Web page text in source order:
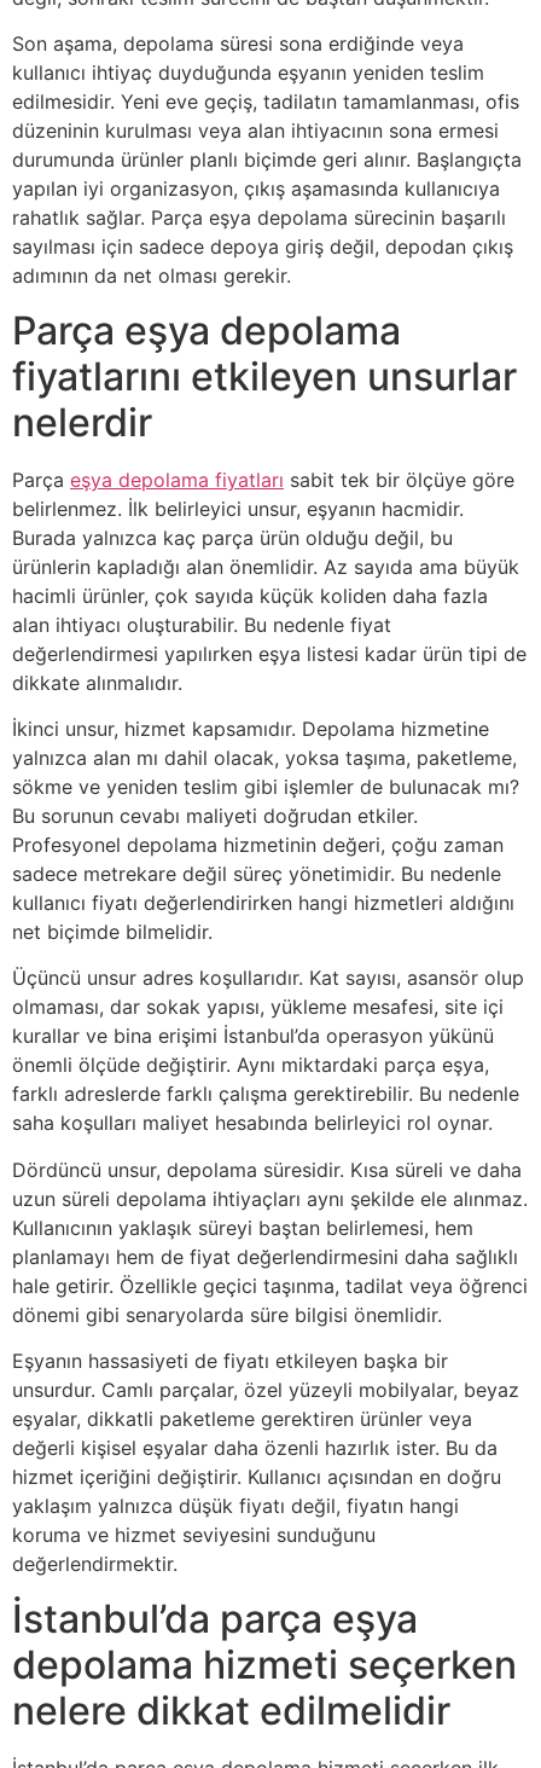
Son aşama, depolama süresi sona erdiğinde veya
kullanıcı ihtiyaç duyduğunda eşyanın yeniden teslim
edilmesidir. Yeni eve geçiş, tadilatın tamamlanması, ofis
düzeninin kurulması veya alan ihtiyacının sona ermesi
durumunda ürünler planlı biçimde geri alınır. Başlangıçta
yapılan iyi organizasyon, çıkış aşamasında kullanıcıya
rahatlık sağlar. Parça eşya depolama sürecinin başarılı
sayılması için sadece depoya giriş değil, depodan çıkış
adımının da net olması gerekir.
Parça eşya depolama
fiyatlarını etkileyen unsurlar
nelerdir
Parça eşya depolama fiyatları sabit tek bir ölçüye göre
belirlenmez. İlk belirleyici unsur, eşyanın hacmidir.
Burada yalnızca kaç parça ürün olduğu değil, bu
ürünlerin kapladığı alan önemlidir. Az sayıda ama büyük
hacimli ürünler, çok sayıda küçük koliden daha fazla
alan ihtiyacı oluşturabilir. Bu nedenle fiyat
değerlendirmesi yapılırken eşya listesi kadar ürün tipi de
dikkate alınmalıdır.
İkinci unsur, hizmet kapsamıdır. Depolama hizmetine
yalnızca alan mı dahil olacak, yoksa taşıma, paketleme,
sökme ve yeniden teslim gibi işlemler de bulunacak mı?
Bu sorunun cevabı maliyeti doğrudan etkiler.
Profesyonel depolama hizmetinin değeri, çoğu zaman
sadece metrekare değil süreç yönetimidir. Bu nedenle
kullanıcı fiyatı değerlendirirken hangi hizmetleri aldığını
net biçimde bilmelidir.
Üçüncü unsur adres koşullarıdır. Kat sayısı, asansör olup
olmaması, dar sokak yapısı, yükleme mesafesi, site içi
kurallar ve bina erişimi İstanbul’da operasyon yükünü
önemli ölçüde değiştirir. Aynı miktardaki parça eşya,
farklı adreslerde farklı çalışma gerektirebilir. Bu nedenle
saha koşulları maliyet hesabında belirleyici rol oynar.
Dördüncü unsur, depolama süresidir. Kısa süreli ve daha
uzun süreli depolama ihtiyaçları aynı şekilde ele alınmaz.
Kullanıcının yaklaşık süreyi baştan belirlemesi, hem
planlamayı hem de fiyat değerlendirmesini daha sağlıklı
hale getirir. Özellikle geçici taşınma, tadilat veya öğrenci
dönemi gibi senaryolarda süre bilgisi önemlidir.
Eşyanın hassasiyeti de fiyatı etkileyen başka bir
unsurdur. Camlı parçalar, özel yüzeyli mobilyalar, beyaz
eşyalar, dikkatli paketleme gerektiren ürünler veya
değerli kişisel eşyalar daha özenli hazırlık ister. Bu da
hizmet içeriğini değiştirir. Kullanıcı açısından en doğru
yaklaşım yalnızca düşük fiyatı değil, fiyatın hangi
koruma ve hizmet seviyesini sunduğunu
değerlendirmektir.
İstanbul’da parça eşya
depolama hizmeti seçerken
nelere dikkat edilmelidir